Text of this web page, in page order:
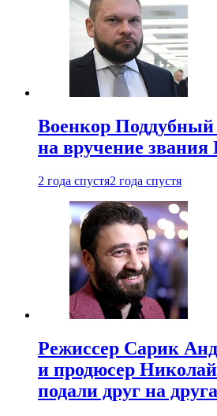
Военкор Поддубный
на вручение звания
2 года спустя2 года спустя
Режиссер Сарик
и продюсер
подали друг на